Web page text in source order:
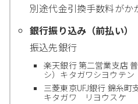
別途代金引換手数料がか
銀行振り込み（前払い）
振込先銀行
楽天銀行 第二営業支店
シ）キタガワシヨウテン
三菱東京UFJ銀行 錦糸町
キタガワ リヨウスケ